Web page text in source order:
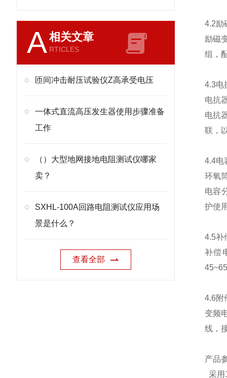
A相关文章
RTICLES
匝间冲击耐压试验仪Z高承受电压
一体式直流高压发生器使用步骤准备
工作
（）大型地网接地电阻测试仪哪家
卖？
SXHL-100A回路电阻测试仪应用场
景是什么？
查看全部
4.2励
励磁
组，
4.3电
电抗
电抗
联，
4.4电
环氧
电容
护使
4.5补
补偿
4.6附
变频
线，
产品
采用